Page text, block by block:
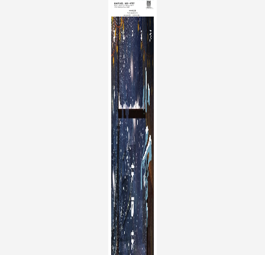
SIKI私激
节日海报文案
夹雨夹雪，无休无歇。